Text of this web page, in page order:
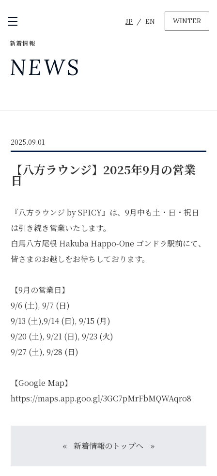
メニュー開閉 JP EN WINTER
GREEN
WINTER
販売・その他サービス
店舗
お問い合わせ
個人情報保護方針 特定商取引に関する表示
新着情報
NEWS
2025.09.01
【八方ラウンジ】2025年9月の営業
日
『八方ラウンジ by SPICY』は、9月中も土・日・祝日
は引き続き営業いたします。
白馬八方尾根 Hakuba Happo-One ゴンドラ駅前にて、
皆さまのお越しをお待ちしております。
【9月の営業日】
9/6 (土), 9/7 (日)
9/13 (土),9/14 (日), 9/15 (月)
9/20 (土), 9/21 (日), 9/23 (火)
9/27 (土), 9/28 (日)
【Google Map】
https://maps.app.goo.gl/3GC7pMrFbMQWAqro8
« 新着情報のトップへ »